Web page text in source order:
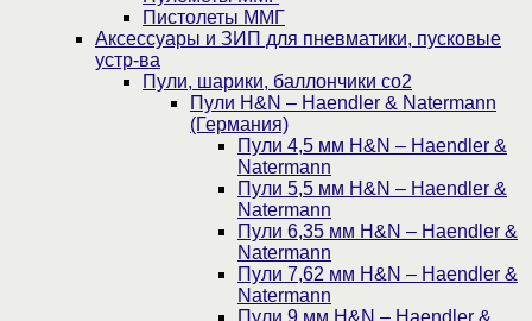
Пистолеты ММГ
Аксессуары и ЗИП для пневматики, пусковые
устр-ва
Пули, шарики, баллончики со2
Пули H&N – Haendler & Natermann
(Германия)
Пули 4,5 мм H&N – Haendler &
Natermann
Пули 5,5 мм H&N – Haendler &
Natermann
Пули 6,35 мм H&N – Haendler &
Natermann
Пули 7,62 мм H&N – Haendler &
Natermann
Пули 9 мм H&N – Haendler &